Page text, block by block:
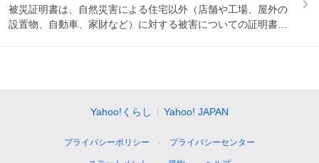
被災証明書は、自然災害による住宅以外（店舗や工場、屋外の
設置物、自動車、家財など）に対する被害についての証明書で
Yahoo!くらし Yahoo! JAPAN
プライバシーポリシー プライバシーセンター